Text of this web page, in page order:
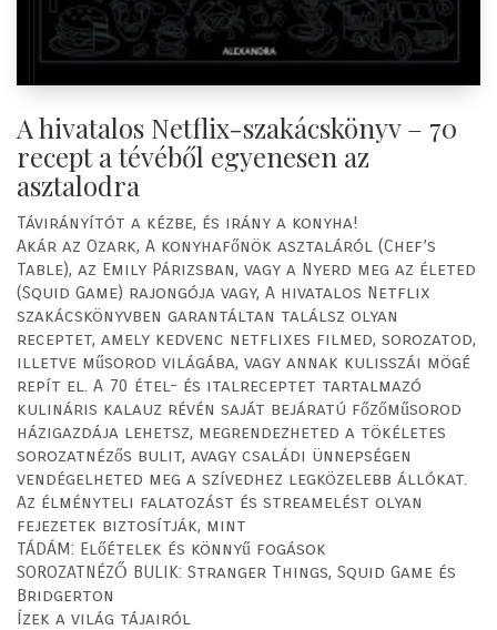
A hivatalos Netflix-szakácskönyv – 70
recept a tévéből egyenesen az
asztalodra
Távirányítót a kézbe, és irány a konyha!
Akár az Ozark, A konyhafőnök asztaláról (Chef’s
Table), az Emily Párizsban, vagy a Nyerd meg az életed
(Squid Game) rajongója vagy, A hivatalos Netflix
szakácskönyvben garantáltan találsz olyan
receptet, amely kedvenc netflixes filmed, sorozatod,
illetve műsorod világába, vagy annak kulisszái mögé
repít el. A 70 étel- és italreceptet tartalmazó
kulináris kalauz révén saját bejáratú főzőműsorod
házigazdája lehetsz, megrendezheted a tökéletes
sorozatnézős bulit, avagy családi ünnepségen
vendégelheted meg a szívedhez legközelebb állókat.
Az élményteli falatozást és streamelést olyan
fejezetek biztosítják, mint
TÁDÁM: Előételek és könnyű fogások
SOROZATNÉZŐ BULIK: Stranger Things, Squid Game és
Bridgerton
Ízek a világ tájairól